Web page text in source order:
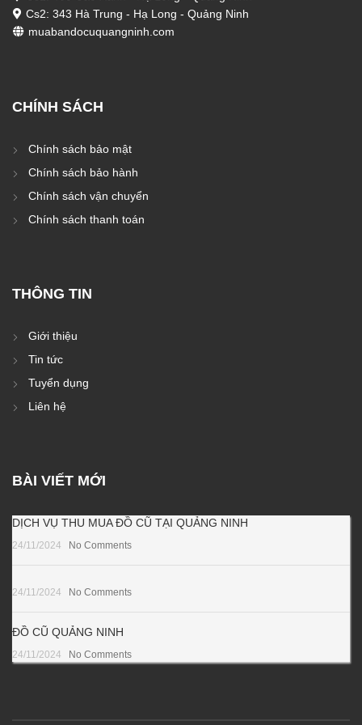
Cs2: 343 Hà Trung - Hạ Long - Quảng Ninh
muabandocuquangninh.com
CHÍNH SÁCH
Chính sách bảo mật
Chính sách bảo hành
Chính sách vận chuyển
Chính sách thanh toán
THÔNG TIN
Giới thiệu
Tin tức
Tuyển dụng
Liên hệ
BÀI VIẾT MỚI
DỊCH VỤ THU MUA ĐỒ CŨ TẠI QUẢNG NINH
24/11/2024 No Comments
24/11/2024 No Comments
ĐỒ CŨ QUẢNG NINH
24/11/2024 No Comments